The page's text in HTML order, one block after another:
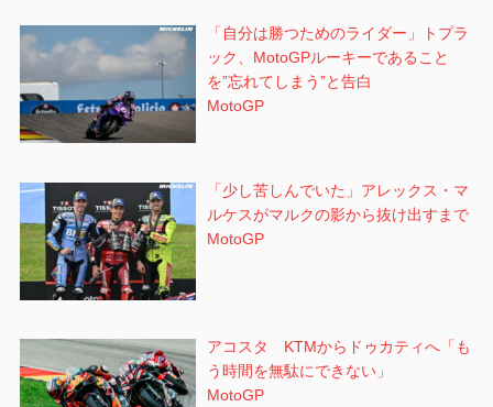
「自分は勝つためのライダー」トプラ
ック、MotoGPルーキーであること
を”忘れてしまう”と告白
MotoGP
「少し苦しんでいた」アレックス・マ
ルケスがマルクの影から抜け出すまで
MotoGP
アコスタ KTMからドゥカティへ「も
う時間を無駄にできない」
MotoGP